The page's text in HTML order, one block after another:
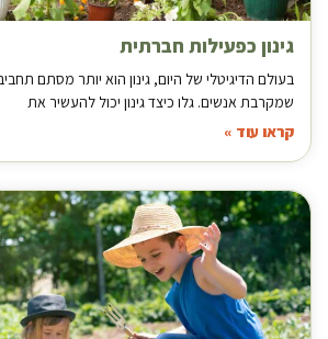
גינון כפעילות חברתית
בעולם הדיגיטלי של היום, גינון הוא יותר מסתם
שמקרבת אנשים. גלו כיצד גינון יכול להעשיר את
קראו עוד »